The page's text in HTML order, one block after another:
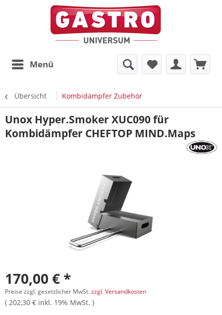
Menü
Übersicht Kombidämpfer Zubehör
Unox Hyper.Smoker XUC090 für
Kombidämpfer CHEFTOP MIND.Maps
170,00 € *
Preise zzgl. gesetzlicher MwSt.zzgl. Versandkosten
( 202,30 € inkl. 19% MwSt. )